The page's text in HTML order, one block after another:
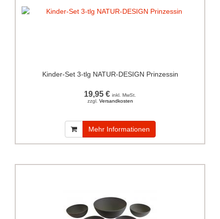
Kinder-Set 3-tlg NATUR-DESIGN Prinzessin
19,95 € inkl. MwSt.
zzgl. Versandkosten
Mehr Informationen